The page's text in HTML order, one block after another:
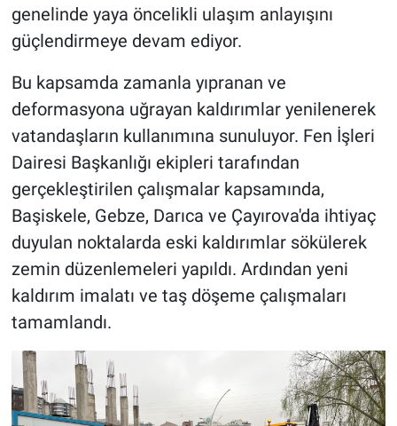
genelinde yaya öncelikli ulaşım anlayışını
güçlendirmeye devam ediyor.
Bu kapsamda zamanla yıpranan ve
deformasyona uğrayan kaldırımlar yenilenerek
vatandaşların kullanımına sunuluyor. Fen İşleri
Dairesi Başkanlığı ekipleri tarafından
gerçekleştirilen çalışmalar kapsamında,
Başiskele, Gebze, Darıca ve Çayırova'da ihtiyaç
duyulan noktalarda eski kaldırımlar sökülerek
zemin düzenlemeleri yapıldı. Ardından yeni
kaldırım imalatı ve taş döşeme çalışmaları
tamamlandı.